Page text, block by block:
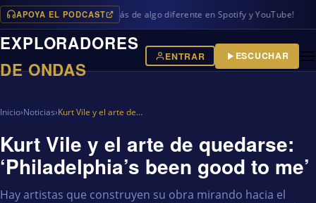
APOYA EL PODCAST
en iVoox, además de algo diferente en Spotify y YouTube!
EXPLORADORES
DE ONDAS
ENTRAR ESCUCHAR
Inicio›Noticias›Kurt Vile y el arte de…
Kurt Vile y el arte de quedarse:
‘Philadelphia’s been good to me’
Hay artistas que construyen su obra mirando hacia el